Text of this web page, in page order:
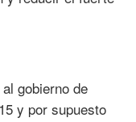
gobierno de
y por supuesto